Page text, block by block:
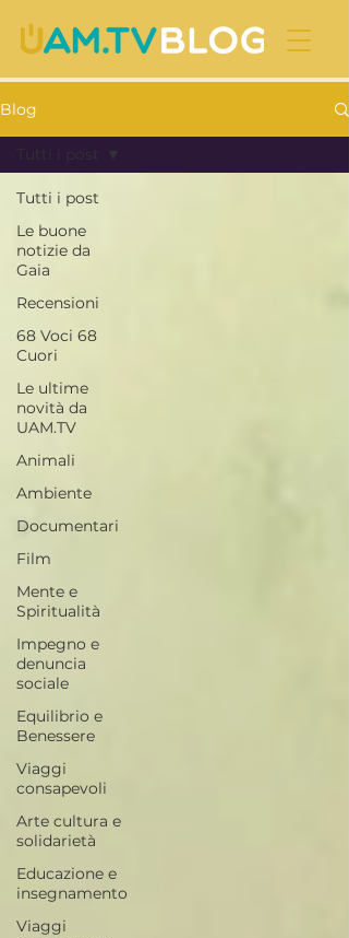
Blog
Tutti i post
Le buone
notizie da
Gaia
Recensioni
68 Voci 68
Cuori
Le ultime
novità da
UAM.TV
Animali
Ambiente
Documentari
Film
Mente e
Spiritualità
Impegno e
denuncia
sociale
Equilibrio e
Benessere
Viaggi
consapevoli
Arte cultura e
solidarietà
Educazione e
insegnamento
Viaggi
Tutti i post